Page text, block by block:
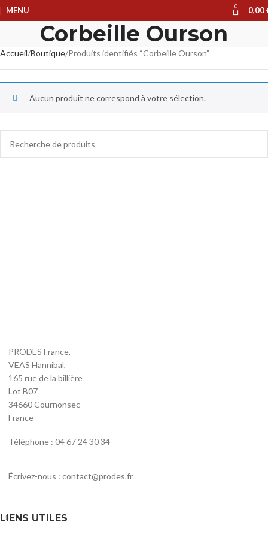
MENU 0 0,00
Corbeille Ourson
Accueil Boutique Produits identifiés “Corbeille Ourson”
Aucun produit ne correspond à votre sélection.
PRODES France,
VEAS Hannibal,
165 rue de la billière
Lot B07
34660 Cournonsec
France
Téléphone : 04 67 24 30 34
Écrivez-nous : contact@prodes.fr
LIENS UTILES